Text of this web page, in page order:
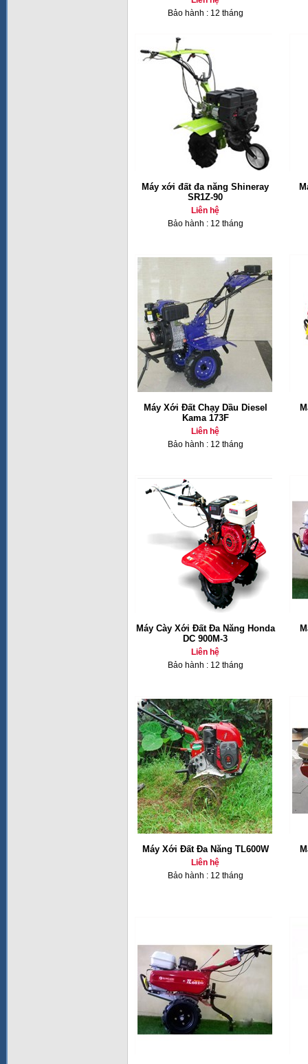
Bảo hành : 12 tháng
Máy xới đất đa năng Shineray
SR1Z-90
Liên hệ
Bảo hành : 12 tháng
Máy Xới Đất Chạy Dầu Diesel
Kama 173F
Liên hệ
Bảo hành : 12 tháng
Máy Cày Xới Đất Đa Năng Honda
DC 900M-3
Liên hệ
Bảo hành : 12 tháng
Máy Xới Đất Đa Năng TL600W
Liên hệ
Bảo hành : 12 tháng